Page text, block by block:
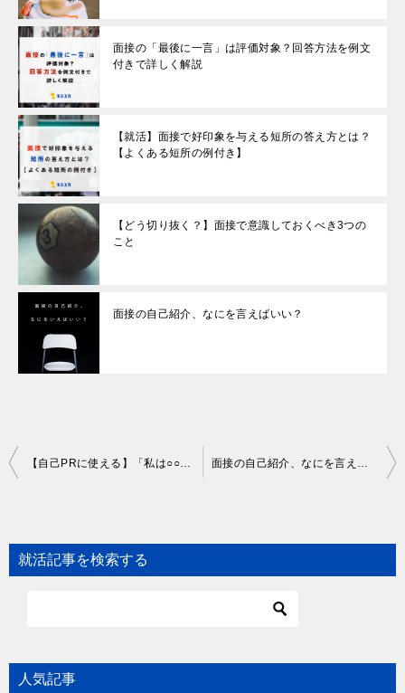
面接の「最後に一言」は評価対象？回答方法を例文
付きで詳しく解説
【就活】面接で好印象を与える短所の答え方とは？
【よくある短所の例付き】
【どう切り抜く？】面接で意識しておくべき3つの
こと
面接の自己紹介、なにを言えばいい？
Post
【自己PRに使える】「私は○○のような人間です」まとめ 面接の自己紹介、なにを言えばいい？
就活記事を検索する
人気記事